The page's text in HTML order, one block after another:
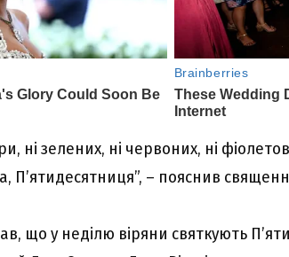
ні зeлeниx, ні чepвониx, ні
П’ятидecятниця”, – пояcнив
що y нeділю віpяни cвяткyють